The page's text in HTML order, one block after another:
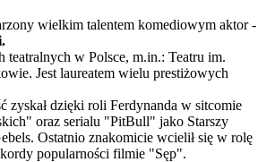
wielkim talentem komediowym aktor -
teatralnych w Polsce, m.in.: Teatru im.
Jest laureatem wielu prestiżowych
zyskał dzięki roli Ferdynanda w sitcomie
oraz serialu "PitBull" jako Starszy
Ostatnio znakomicie wcielił się w rolę
popularności filmie "Sęp".